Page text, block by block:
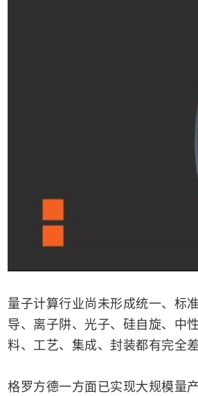
量子计算行业尚未形成统一、标
导、离子阱、光子、硅自旋、中
料、工艺、集成、封装都有完全
格罗方德一方面已实现大规模量